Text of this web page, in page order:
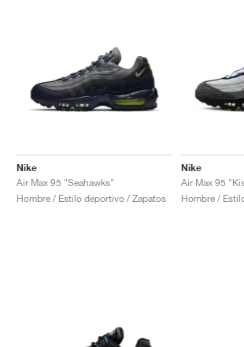
Nike
Air Max 95 "Seahawks"
Hombre / Estilo deportivo / Zapatos
Nike
Air Max 95
Hombre /